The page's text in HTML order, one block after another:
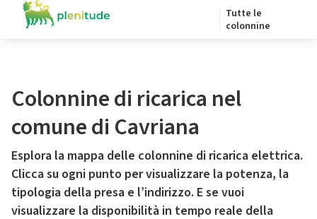
Tutte le
colonnine
Colonnine di ricarica nel
comune di Cavriana
Esplora la mappa delle colonnine di ricarica elettrica.
Clicca su ogni punto per visualizzare la potenza, la
tipologia della presa e l’indirizzo. E se vuoi
visualizzare la disponibilità in tempo reale della